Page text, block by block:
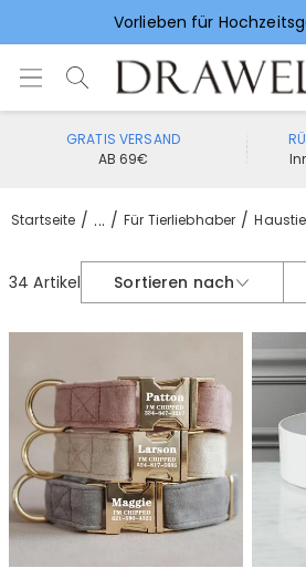
Personalisierte Geschenke
Vorlieben für
GRATIS VERSAND
AB 69€
Startseite ... Für Tierliebhaber
34 Artikel Sortieren nach